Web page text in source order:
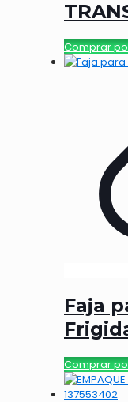
Comprar
Faja
Comprar